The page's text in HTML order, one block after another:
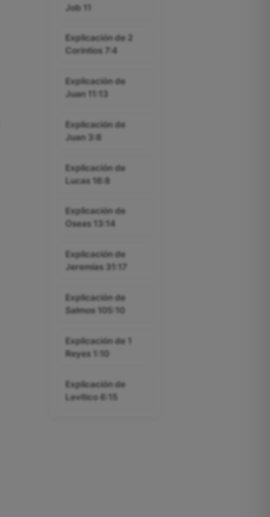
Job 11
Explicación de 2
Corintios 7:4
Explicación de
Juan 11:13
Explicación de
Juan 3:8
Explicación de
Lucas 16:8
Explicación de
Oseas 13:14
Explicación de
Jeremías 31:17
Explicación de
Salmos 105:10
Explicación de 1
Reyes 1:10
Explicación de
Levítico 6:15